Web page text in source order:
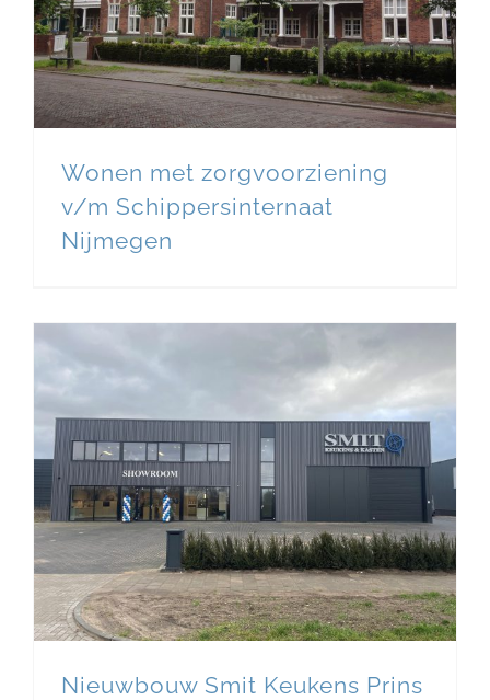
Wonen met zorgvoorziening
v/m Schippersinternaat
Nijmegen
Nieuwbouw Smit Keukens Prins